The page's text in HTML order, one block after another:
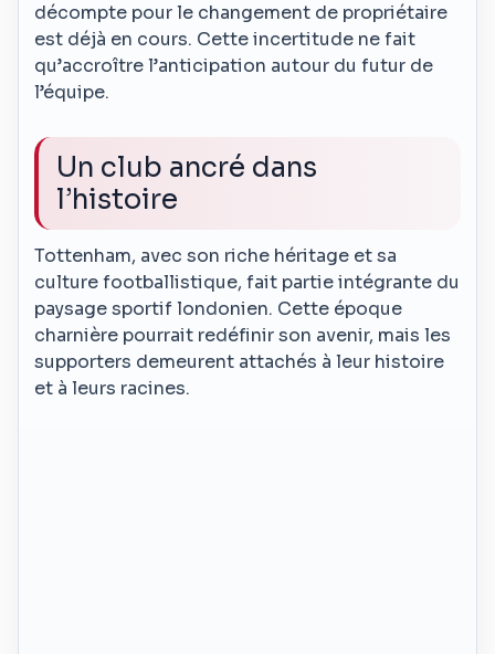
décompte pour le changement de propriétaire
est déjà en cours. Cette incertitude ne fait
qu’accroître l’anticipation autour du futur de
l’équipe.
Un club ancré dans
l’histoire
Tottenham, avec son riche héritage et sa
culture footballistique, fait partie intégrante du
paysage sportif londonien. Cette époque
charnière pourrait redéfinir son avenir, mais les
supporters demeurent attachés à leur histoire
et à leurs racines.